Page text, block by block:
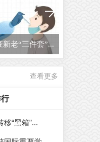
老“三件套”...
查看更多
行